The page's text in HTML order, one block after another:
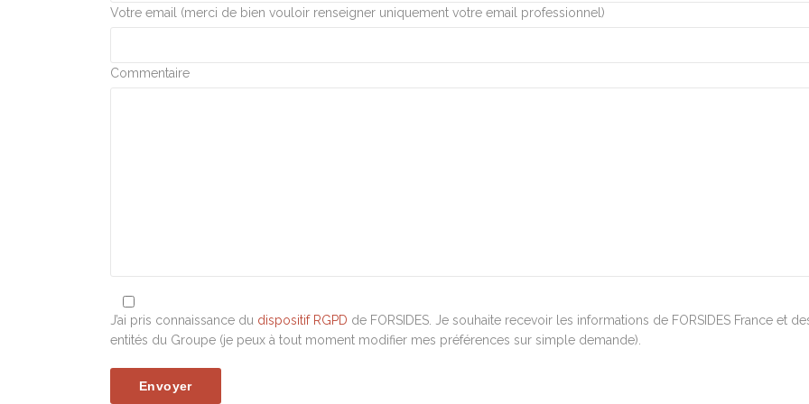
Votre email (merci de bien vouloir renseigner uniquement votre email professionnel)
Commentaire
J’ai pris connaissance du dispositif RGPD de FORSIDES. Je souhaite recevoir les informations de FORSIDES France et
entités du Groupe (je peux à tout moment modifier mes préférences sur simple demande).